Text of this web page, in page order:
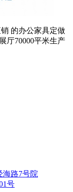
的办公家具定做
厅70000平米生产
海路7号院
号